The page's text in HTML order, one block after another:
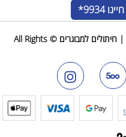
חייגו 9934*
כל הנוחות שבעולם - מוצרי ספיגה למבוגרים | חיתולים למבוגרים © All Rights